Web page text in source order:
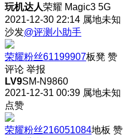
玩机达人荣耀 Magic3 5G
2021-12-30 22:14 属地未知
沙发@评测小助手
荣耀粉丝61199907板凳 赞
评论 举报
LV9SM-N9860
2021-12-31 00:39 属地未知
点赞
荣耀粉丝216051084地板 赞